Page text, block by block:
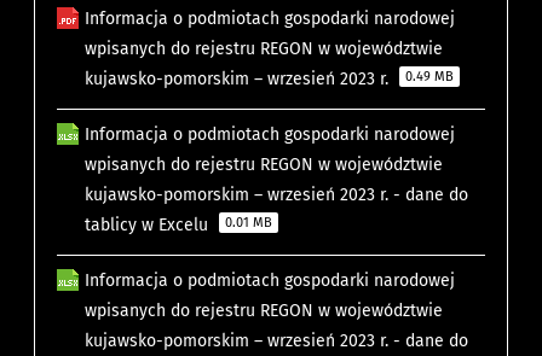
Informacja o podmiotach gospodarki narodowej
wpisanych do rejestru REGON w województwie
kujawsko-pomorskim – wrzesień 2023 r.
0.49 MB
Informacja o podmiotach gospodarki narodowej
wpisanych do rejestru REGON w województwie
kujawsko-pomorskim – wrzesień 2023 r. - dane do
tablicy w Excelu
0.01 MB
Informacja o podmiotach gospodarki narodowej
wpisanych do rejestru REGON w województwie
kujawsko-pomorskim – wrzesień 2023 r. - dane do